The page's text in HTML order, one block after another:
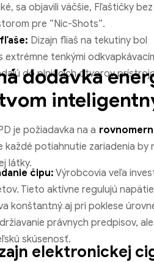
sa objavili väčšie, Fľaštičky
pre “Nic-Shots”.
Dizajn fliaš na tekutiny bol
extrémne tenkými
do plniacich otvorov
dodávka
je požiadavka na a
každé potiahnutie zariadenia by
látky.
čipu: Výrobcovia veľa
Tieto aktívne regulujú
konštantný aj pri poklese
právnych predpisov,
skúsenosť.
elektronickej